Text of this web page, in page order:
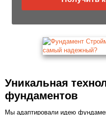
Уникальная
фундаментов
Мы адаптировали идею